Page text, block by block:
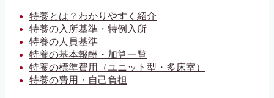
特養とは？わかりやすく紹介
特養の入所基準・特例入所
特養の人員基準
特養の基本報酬・加算一覧
特養の標準費用（ユニット型・多床室）
特養の費用・自己負担